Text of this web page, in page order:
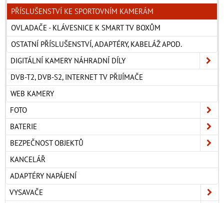
PŘÍSLUŠENSTVÍ KE SPORTOVNÍM KAMERÁM
OVLADAČE - KLÁVESNICE K SMART TV BOXŮM
OSTATNÍ PŘÍSLUŠENSTVÍ, ADAPTÉRY, KABELÁŽ APOD.
DIGITÁLNÍ KAMERY NÁHRADNÍ DÍLY
DVB-T2, DVB-S2, INTERNET TV PŘIJÍMAČE
WEB KAMERY
FOTO
BATERIE
BEZPEČNOST OBJEKTŮ
KANCELÁŘ
ADAPTÉRY NAPÁJENÍ
VYSAVAČE